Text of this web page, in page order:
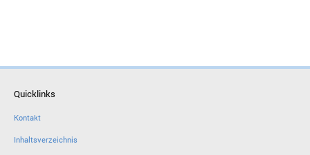
Quicklinks
Kontakt
Inhaltsverzeichnis